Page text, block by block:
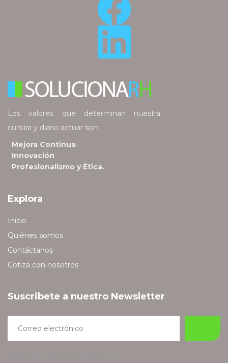
Los valores que determinan nuestra
cultura y diario actuar son:
Mejora Continua
Innovación
Profesionalismo y Ética.
Explora
Inicio
Quiénes somos
Contáctanos
Cotiza con nosotros
Suscribete a nuestro Newsletter